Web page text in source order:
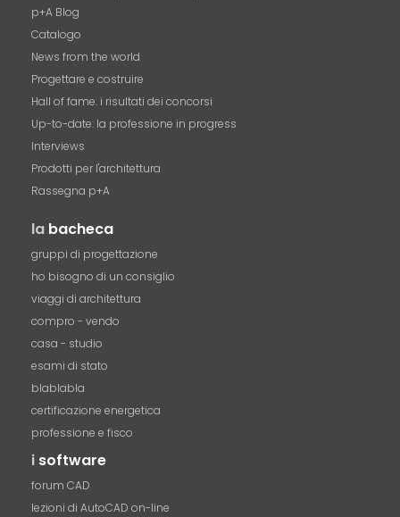
p+A Blog
Catalogo
News from the world
Progettare e costruire
Hall of fame. i risultati dei concorsi
Up-to-date: la professione in progress
Interviews
Prodotti per l'architettura
Rassegna p+A
la bacheca
gruppi di progettazione
ho bisogno di un consiglio
viaggi di architettura
compro - vendo
casa - studio
esami di stato
blablabla
certificazione energetica
professione e fisco
i software
forum CAD
lezioni di AutoCAD on-line